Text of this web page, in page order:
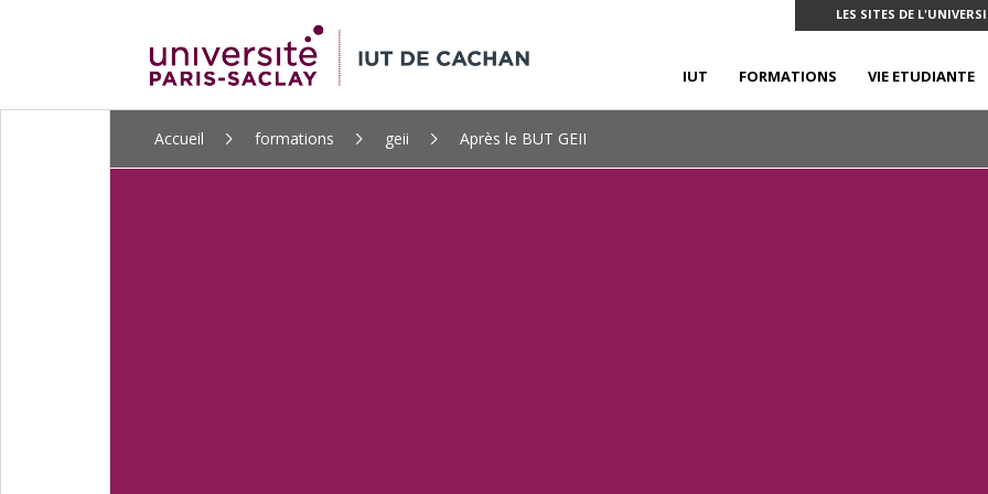
LES SITES DE
IUT FORMATIONS VIE ETUDIANTE
Accueil formations geii Après le BUT GEII